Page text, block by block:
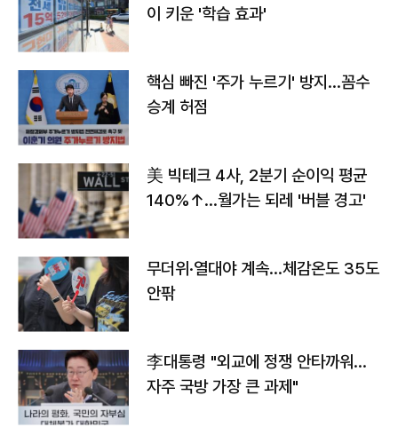
이 키운 '학습 효과'
핵심 빠진 '주가 누르기' 방지…꼼수
승계 허점
美 빅테크 4사, 2분기 순이익 평균
140%↑…월가는 되레 '버블 경고'
무더위·열대야 계속…체감온도 35도
안팎
李대통령 "외교에 정쟁 안타까워…
자주 국방 가장 큰 과제"